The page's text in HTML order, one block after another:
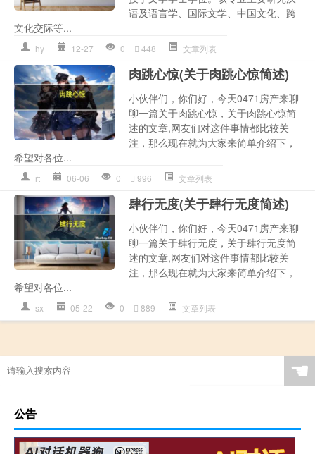
语及语言学、国际文学、中国文化、跨
文化交际等...
hy 12-27 0 448 文章列表
肉跳心惊(关于肉跳心惊简述)
小伙伴们，你们好，今天0471房产来聊
聊一篇关于肉跳心惊，关于肉跳心惊简
述的文章,网友们对这件事情都比较关
注，那么现在就为大家来简单介绍下，
希望对各位...
rt 06-06 0 996 文章列表
肆行无度(关于肆行无度简述)
小伙伴们，你们好，今天0471房产来聊
聊一篇关于肆行无度，关于肆行无度简
述的文章,网友们对这件事情都比较关
注，那么现在就为大家来简单介绍下，
希望对各位...
sx 05-22 0 889 文章列表
☚
公告